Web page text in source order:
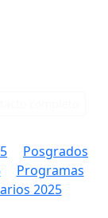
Posgrados
Programas
2025